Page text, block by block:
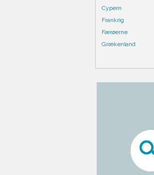
Cypern
Frankrig
Færøerne
Grækenland